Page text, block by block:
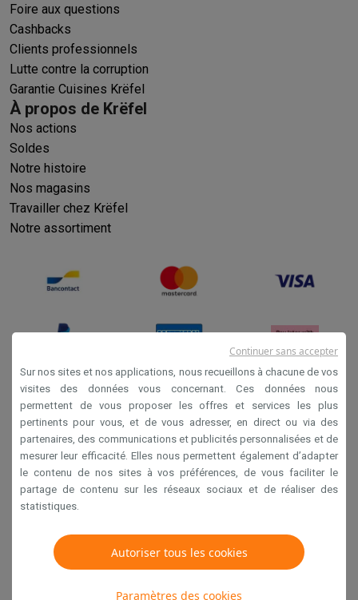
Foire aux questions
Cashbacks
Clients professionnels
Lutte contre la corruption
Garantie Cuisines Krëfel
À propos de Krëfel
Nos actions
Soldes
Notre histoire
Nos magasins
Travailler chez Krëfel
Notre assortiment
Conditions générales de vente
Privacy
Disclaimer
Cookies
Krëfel NV - Steenstraat 44 - Industriezone 4 "T Sas",
1851 Humbeek, België
TVA BE 0400.673.544
Sur nos sites et nos applications, nous recueillons à chacune de vos
visites des données vous concernant. Ces données nous
permettent de vous proposer les offres et services les plus
pertinents pour vous, et de vous adresser, en direct ou via des
partenaires, des communications et publicités personnalisées et de
mesurer leur efficacité. Elles nous permettent également d’adapter
le contenu de nos sites à vos préférences, de vous faciliter le
partage de contenu sur les réseaux sociaux et de réaliser des
statistiques.
Autoriser tous les cookies
Paramètres des cookies
Continuer sans accepter